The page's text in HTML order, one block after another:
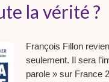
la vérité ?
François Fillon
seulement. Il sera
parole » sur France